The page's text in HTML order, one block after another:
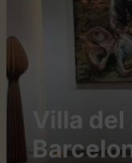
Villa